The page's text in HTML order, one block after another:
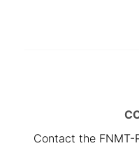
Contact the FNMT-